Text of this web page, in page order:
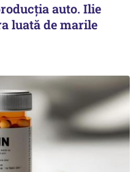
auto. Ilie
luată de marile